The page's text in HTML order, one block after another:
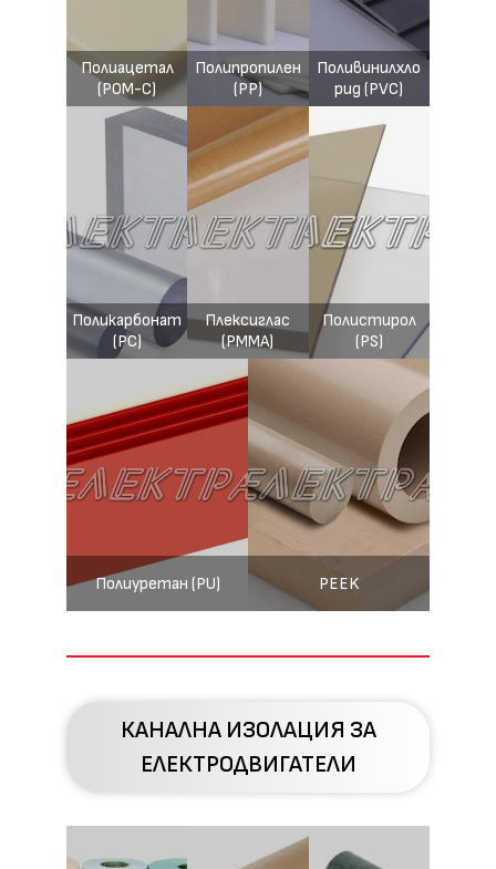
Полиацетал
(POM-C)
Полипропилен
(PP)
Поливинилхло
рид (PVC)
Поликарбонат
(PC)
Плексиглас
(PMMA)
Полистирол
(PS)
Полиуретан (PU) PEEK
КАНАЛНА ИЗОЛАЦИЯ ЗА
ЕЛЕКТРОДВИГАТЕЛИ